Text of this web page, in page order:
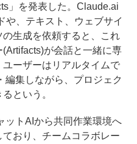
」を発表した。Claude.ai
や、テキスト、ウェブサイ
の生成を依頼すると、これ
が会話と一緒に専
ーザーはリアルタイムで
集しながら、プロジェク
という。
ットAIから共同作業環境へ
おり、チームコラボレー